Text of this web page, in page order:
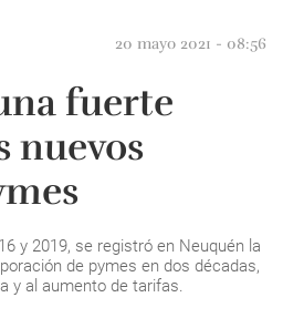
20 mayo 2021 - 08:56
fuerte
nuevos
y 2019, se registró en Neuquén la
de pymes en dos décadas,
y al aumento de tarifas.